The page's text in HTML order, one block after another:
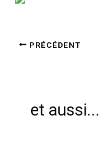
PRÉCÉDENT
et aussi...